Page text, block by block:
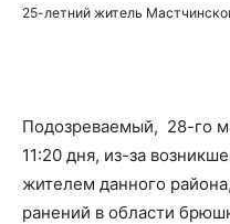
25-летний житель
Подозреваемый, 28-го
11:20 дня, из-за
жителем данного
ранений в области